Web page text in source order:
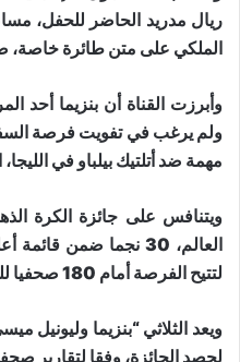
ريال مدريد الحاضر للحفل،
الملكي على متن طائرة خاصة،
وأبرزت القناة أن بنزيما أحد
ولم يرغب في تفويت فرصة
مهمة ضد أتلتيك بيلباو في الليجا،
ويتنافس على جائزة الكرة
العالم، 30 نجما ضمن
لتتيح الفرصة أمام 180 صحفيا للتصويت عليها.
ويعد الثلاثي “بنزيما وليونيل
لحصد الجائزة، وفقا لتقارير